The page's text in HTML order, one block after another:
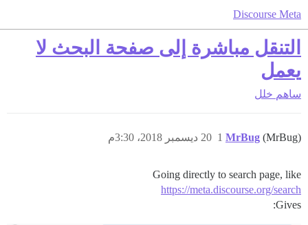
Discourse Meta
التنقل مباشرة إلى صفحة البحث لا
يعمل
ساهم خلل
MrBug (MrBug) 20 ديسمبر 2018، 3:30م 1
Going directly to search page, like
https://meta.discourse.org/search
Gives: